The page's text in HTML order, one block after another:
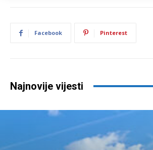
Facebook Pinterest
Najnovije vijesti